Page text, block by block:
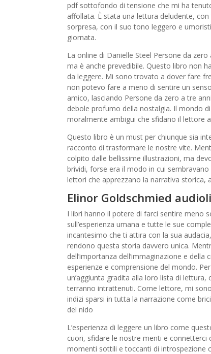
pdf sottofondo di tensione che mi ha
affollata. È stata una lettura deludente,
sorpresa, con il suo tono leggero e
giornata.
La online di Danielle Steel Persone da
ma è anche prevedibile. Questo libro non
da leggere. Mi sono trovato a dover fare
non potevo fare a meno di sentire un
amico, lasciando Persone da zero a tre
debole profumo della nostalgia. Il mondo
moralmente ambigui che sfidano il lettore
Questo libro è un must per chiunque sia
racconto di trasformare le nostre vite.
colpito dalle bellissime illustrazioni, ma
brividi, forse era il modo in cui
lettori che apprezzano la narrativa storica,
Elinor Goldschmied
I libri hanno il potere di farci sentire meno
sull’esperienza umana e tutte le sue
incantesimo che ti attira con la sua
rendono questa storia davvero unica.
dell’importanza dell’immaginazione e
esperienze e comprensione del mondo.
un’aggiunta gradita alla loro lista di
terranno intrattenuti. Come lettore, mi
indizi sparsi in tutta la narrazione come
del nido
L’esperienza di leggere un libro come
cuori, sfidare le nostre menti e
momenti sottili e toccanti di introspezione